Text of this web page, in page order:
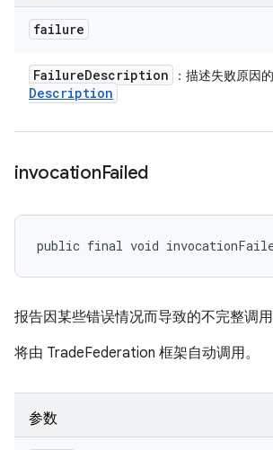
failure
FailureDescription ：描述失败原因的
Description
invocationFailed
public final void
报告因某些错误情况而导致的不完整调用
将由 TradeFederation 框架自动调用。
参数